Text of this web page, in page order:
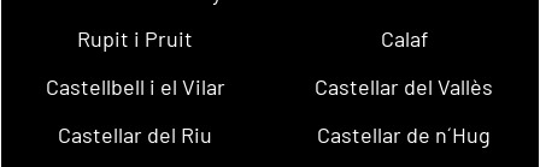
Rupit i Pruit
Calaf
Castellbell i el Vilar
Castellar del Vallès
Castellar del Riu
Castellar de n´Hug